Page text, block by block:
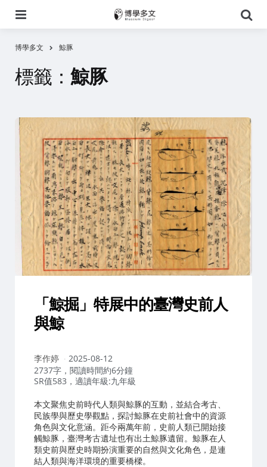
尋
博學多文 鯨豚
標籤： 鯨豚
「鯨掘」特展中的臺灣史前人
與鯨
作
者：
李作婷
2025-08-12
2737字，閱讀時間約6分鐘
SR值583，適讀年級:九年級
本文聚焦史前時代人類與鯨豚的互動，並結合考古、
民族學與歷史學觀點，探討鯨豚在史前社會中的資源
角色與文化意涵。距今兩萬年前，史前人類已開始接
觸鯨豚，臺灣考古遺址也有出土鯨豚遺留。鯨豚在人
類史前與歷史時期扮演重要的自然與文化角色，是連
結人類與海洋環境的重要橋樑。